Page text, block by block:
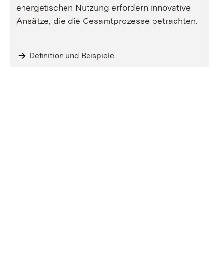
energetischen Nutzung erfordern innovative
Ansätze, die die Gesamtprozesse betrachten.
Definition und Beispiele